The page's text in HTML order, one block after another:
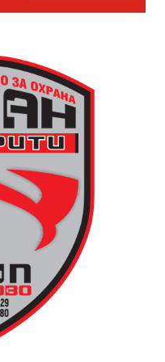
Петрова от
за начинаещи”
а тук и сега!
Електрическият
пл. „Възраждане“, а
от паркинга до
връхна дреха и одеяло
тел. 0887907075.